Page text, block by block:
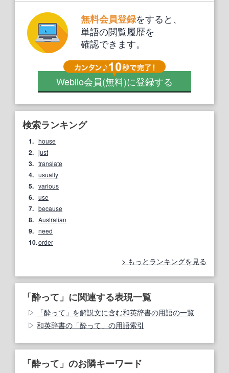
無料会員登録をすると、
単語の閲覧履歴を
確認できます。
Weblio会員(無料)に登録する
検索ランキング
1. house
2. just
3. translate
4. usually
5. various
6. use
7. because
8. Australian
9. need
10.order
もっとランキングを見る
「酔って」に関連する表現一覧
「酔って」を解説文に含む和英辞書の用語の一覧
和英辞書の「酔って」の用語索引
「酔って」のお隣キーワード